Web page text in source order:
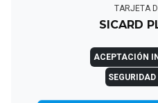
TARJETA
SICARD
ACEPTACIÓN